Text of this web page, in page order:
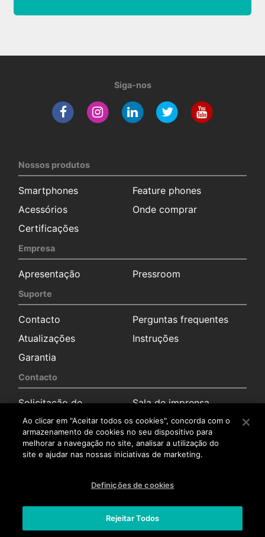
Siga-nos
Nossos produtos
Smartphones
Feature phones
Acessórios
Onde comprar
Certificações
Empresa
Apresentação Pressroom
Suporte
Contacto
Perguntas frequentes
Atualizações
Instruções
Garantia
Contacto
Solicitação de
informação
Sala de imprensa
Distribuidores
Serviço pós-venda
Trabalha connosco
Aviso legal
Ao clicar em "Aceitar todos os cookies", concorda com o
armazenamento de cookies no seu dispositivo para
melhorar a navegação no site, analisar a utilização do
site e ajudar nas nossas iniciativas de marketing.
Definições de cookies
Rejeitar Todos